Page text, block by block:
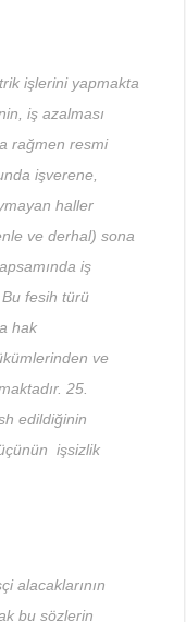
işlerini yapmakta
iş azalması
rağmen resmi
işverene,
haller
ve derhal) sona
iş
fesih türü
hak
ve
25.
edildiğinin
işsizlik
alacaklarının
bu sözlerin